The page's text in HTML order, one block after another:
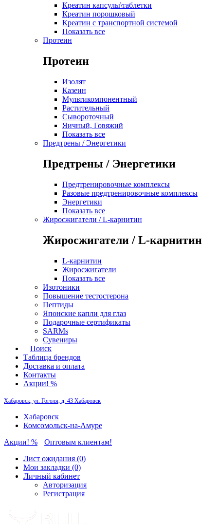
Креатин капсулы\таблетки
Креатин порошковый
Креатин с транспортной системой
Показать все
Протеин
Протеин
Изолят
Казеин
Мультикомпонентный
Растительный
Сывороточный
Яичный, Говяжий
Показать все
Предтрены / Энергетики
Предтрены / Энергетики
Предтренировочные комплексы
Разовые предтренировочные комплексы
Энергетики
Показать все
Жиросжигатели / L-карнитин
Жиросжигатели / L-карнитин
L-карнитин
Жиросжигатели
Показать все
Изотоники
Повышение тестостерона
Пептиды
Японские капли для глаз
Подарочные сертификаты
SARMs
Сувениры
Поиск
Таблица брендов
Доставка и оплата
Контакты
Акции! %
Хабаровск, ул. Гоголя, д. 43 Хабаровск
Хабаровск
Комсомольск-на-Амуре
Акции! %
Оптовым клиентам!
Лист ожидания (0)
Мои закладки (0)
Личный кабинет
Авторизация
Регистрация